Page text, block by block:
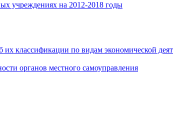
учреждениях на 2012-2018 годы
классификации по видам экономической
органов местного самоуправления